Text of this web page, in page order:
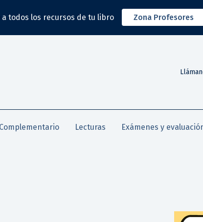
a todos los recursos de tu libro Zona Profesores
Lecturas Exámenes y